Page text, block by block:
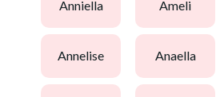
anniella ameli
annelise anaella